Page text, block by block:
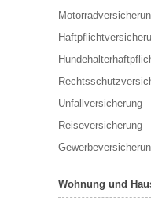
Unfallversicherung
Reiseversicherung
Wohnung und